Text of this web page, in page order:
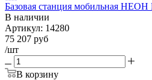
Базовая станция мобильная
В наличии
Артикул: 14280
75 207 руб
/шт
В корзину